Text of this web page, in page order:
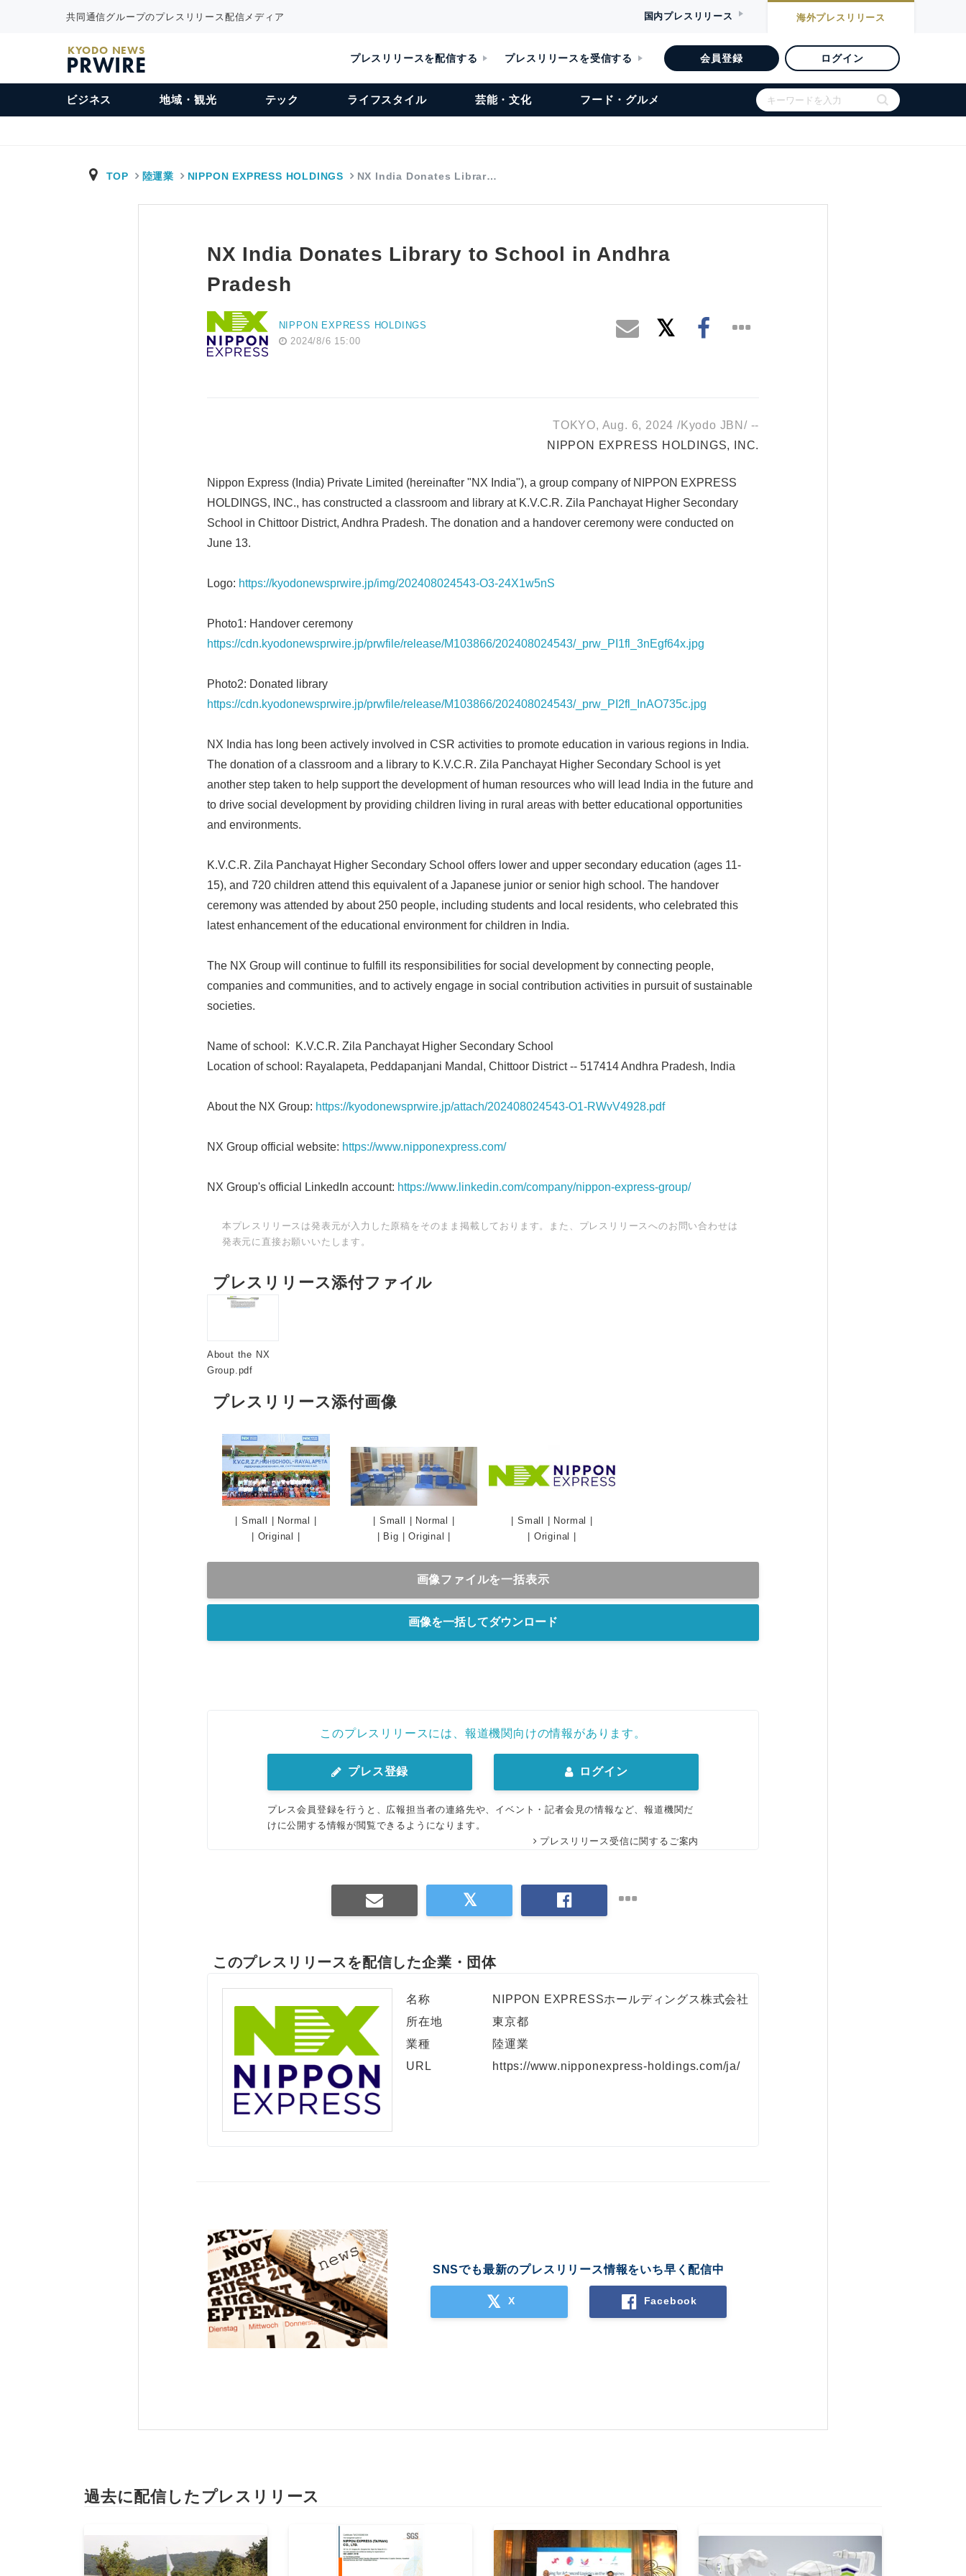
共同通信グループのプレスリリース配信メディア 国内プレスリリース 海外プレスリリース
KYODO NEWS
PRWIRE プレスリリースを配信する プレスリリースを受信する 会員登録 ログイン
ビジネス 地域・観光 テック ライフスタイル 芸能・文化 フード・グルメ
TOP 陸運業 NIPPON EXPRESS HOLDINGS NX India Donates Librar…
NX India Donates Library to School in Andhra
Pradesh
NIPPON EXPRESS HOLDINGS
2024/8/6 15:00
TOKYO, Aug. 6, 2024 /Kyodo JBN/ --
NIPPON EXPRESS HOLDINGS, INC.
Nippon Express (India) Private Limited (hereinafter "NX India"), a group company of NIPPON EXPRESS
HOLDINGS, INC., has constructed a classroom and library at K.V.C.R. Zila Panchayat Higher Secondary
School in Chittoor District, Andhra Pradesh. The donation and a handover ceremony were conducted on
June 13.
Logo: https://kyodonewsprwire.jp/img/202408024543-O3-24X1w5nS
Photo1: Handover ceremony
https://cdn.kyodonewsprwire.jp/prwfile/release/M103866/202408024543/_prw_PI1fl_3nEgf64x.jpg
Photo2: Donated library
https://cdn.kyodonewsprwire.jp/prwfile/release/M103866/202408024543/_prw_PI2fl_InAO735c.jpg
NX India has long been actively involved in CSR activities to promote education in various regions in India.
The donation of a classroom and a library to K.V.C.R. Zila Panchayat Higher Secondary School is yet
another step taken to help support the development of human resources who will lead India in the future and
to drive social development by providing children living in rural areas with better educational opportunities
and environments.
K.V.C.R. Zila Panchayat Higher Secondary School offers lower and upper secondary education (ages 11-
15), and 720 children attend this equivalent of a Japanese junior or senior high school. The handover
ceremony was attended by about 250 people, including students and local residents, who celebrated this
latest enhancement of the educational environment for children in India.
The NX Group will continue to fulfill its responsibilities for social development by connecting people,
companies and communities, and to actively engage in social contribution activities in pursuit of sustainable
societies.
Name of school: K.V.C.R. Zila Panchayat Higher Secondary School
Location of school: Rayalapeta, Peddapanjani Mandal, Chittoor District -- 517414 Andhra Pradesh, India
About the NX Group: https://kyodonewsprwire.jp/attach/202408024543-O1-RWvV4928.pdf
NX Group official website: https://www.nipponexpress.com/
NX Group's official LinkedIn account: https://www.linkedin.com/company/nippon-express-group/
本プレスリリースは発表元が入力した原稿をそのまま掲載しております。また、プレスリリースへのお問い合わせは
発表元に直接お願いいたします。
プレスリリース添付ファイル
About the NX
Group.pdf
プレスリリース添付画像
| Small | Normal |
| Original |
| Small | Normal |
| Big |Original |
| Small | Normal |
| Original |
画像ファイルを一括表示
画像を一括してダウンロード
このプレスリリースには、報道機関向けの情報があります。
プレス登録 ログイン
プレス会員登録を行うと、広報担当者の連絡先や、イベント・記者会見の情報など、報道機関だ
けに公開する情報が閲覧できるようになります。
プレスリリース受信に関するご案内
このプレスリリースを配信した企業・団体
名称
NIPPON EXPRESSホールディングス株式会社
所在地
東京都
業種
陸運業
URL
https://www.nipponexpress-holdings.com/ja/
SNSでも最新のプレスリリース情報をいち早く配信中
X Facebook
過去に配信したプレスリリース
Japanese